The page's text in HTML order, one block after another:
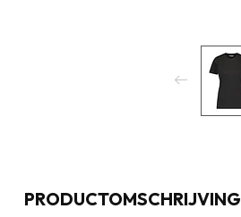
PRODUCTOMSCHRIJVING